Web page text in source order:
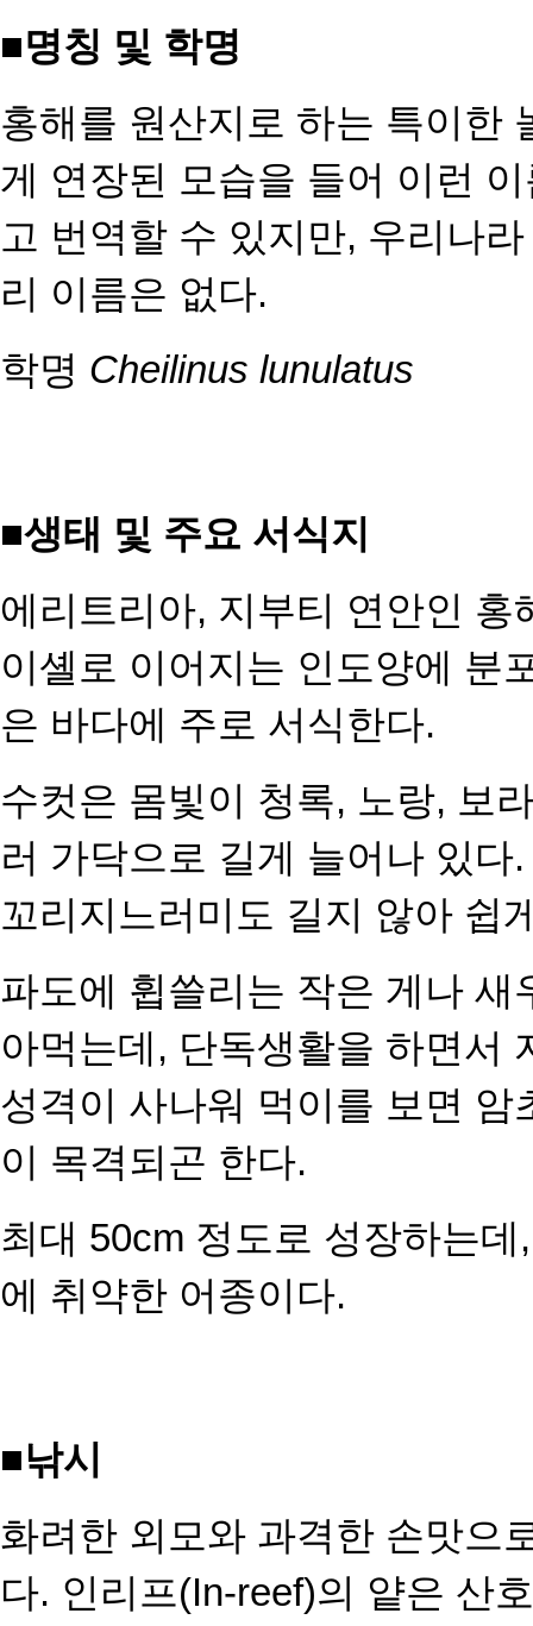
■명칭 및 학명
홍해를 원산지로 하는 특이한
게 연장된 모습을 들어 이런
고 번역할 수 있지만, 우리나
리 이름은 없다.
학명 Cheilinus lunulatus
■생태 및 주요 서식지
에리트리아, 지부티 연안인
이셸로 이어지는 인도양에 분
은 바다에 주로 서식한다.
수컷은 몸빛이 청록, 노랑, 보
러 가닥으로 길게 늘어나 있다
꼬리지느러미도 길지 않아 쉽
파도에 휩쓸리는 작은 게나
아먹는데, 단독생활을 하면서
성격이 사나워 먹이를 보면 암
이 목격되곤 한다.
최대 50cm 정도로 성장하는
에 취약한 어종이다.
■낚시
화려한 외모와 과격한 손맛으
다. 인리프(In-reef)의 얕은 산